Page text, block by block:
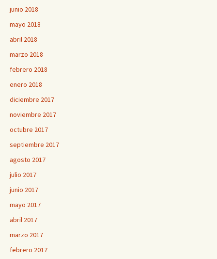
junio 2018
mayo 2018
abril 2018
marzo 2018
febrero 2018
enero 2018
diciembre 2017
noviembre 2017
octubre 2017
septiembre 2017
agosto 2017
julio 2017
junio 2017
mayo 2017
abril 2017
marzo 2017
febrero 2017